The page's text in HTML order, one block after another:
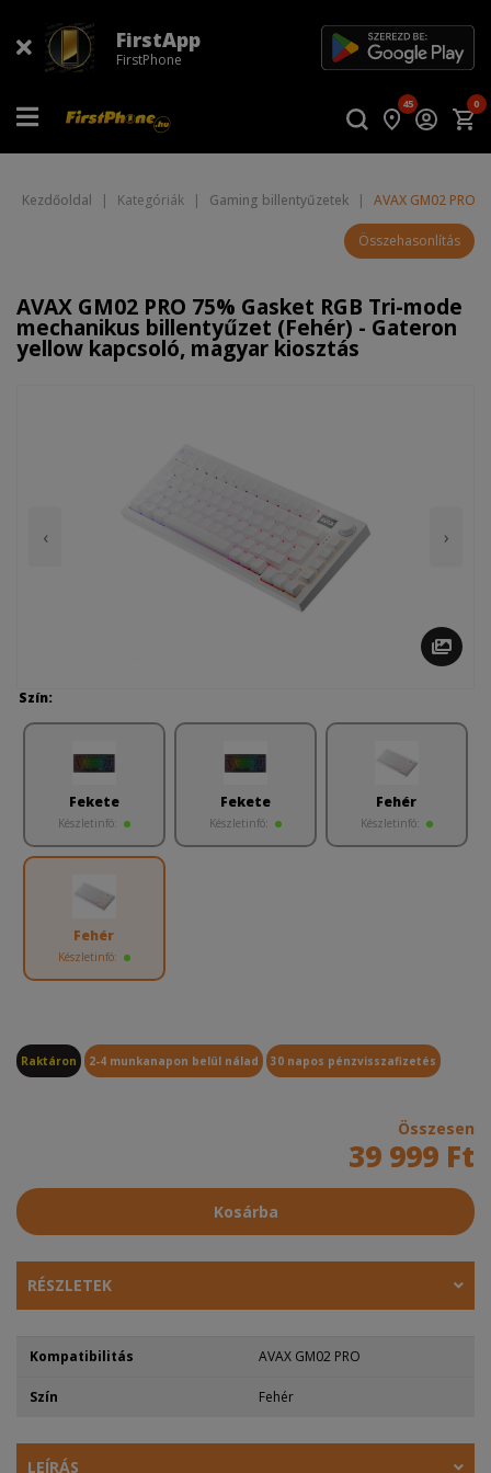
FirstApp
FirstPhone
45 0
Kezdőoldal | Kategóriák | Gaming billentyűzetek | AVAX GM02 PRO
Összehasonlítás
AVAX GM02 PRO 75% Gasket RGB Tri-mode
mechanikus billentyűzet (Fehér) - Gateron
yellow kapcsoló, magyar kiosztás
‹ ›
Szín:
Fekete
Készletinfó:
Fekete
Készletinfó:
Fehér
Készletinfó:
Fehér
Készletinfó:
Raktáron 2-4 munkanapon belül nálad 30 napos pénzvisszafizetés
Összesen
39 999 Ft
Kosárba
RÉSZLETEK
Kompatibilitás AVAX GM02 PRO
Szín Fehér
LEÍRÁS